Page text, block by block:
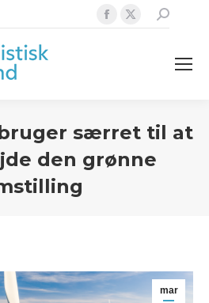
Facebook
pagepage
Search:
særret til at
den grønne
mar